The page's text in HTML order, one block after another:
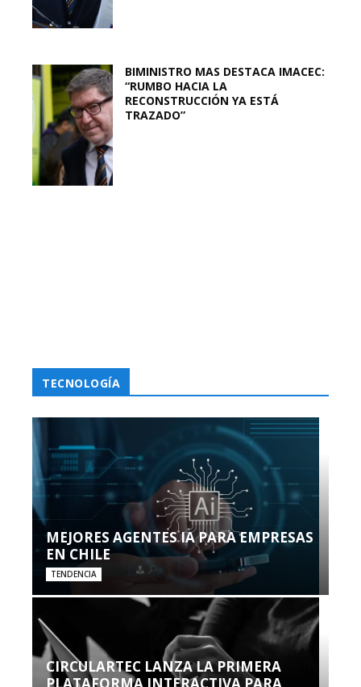
BIMINISTRO MAS DESTACA IMACEC:
“RUMBO HACIA LA
RECONSTRUCCIÓN YA ESTÁ
TRAZADO”
TECNOLOGÍA
MEJORES AGENTES IA PARA EMPRESAS
EN CHILE
TENDENCIA
CIRCULARTEC LANZA LA PRIMERA